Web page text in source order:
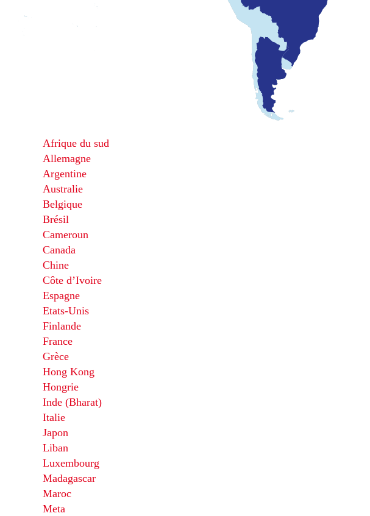
Afrique du sud
Allemagne
Argentine
Australie
Belgique
Brésil
Cameroun
Canada
Chine
Côte d’Ivoire
Espagne
Etats-Unis
Finlande
France
Grèce
Hong Kong
Hongrie
Inde (Bharat)
Italie
Japon
Liban
Luxembourg
Madagascar
Maroc
Meta